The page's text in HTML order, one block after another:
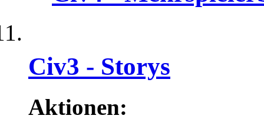
Civ3 - Storys
Aktionen: